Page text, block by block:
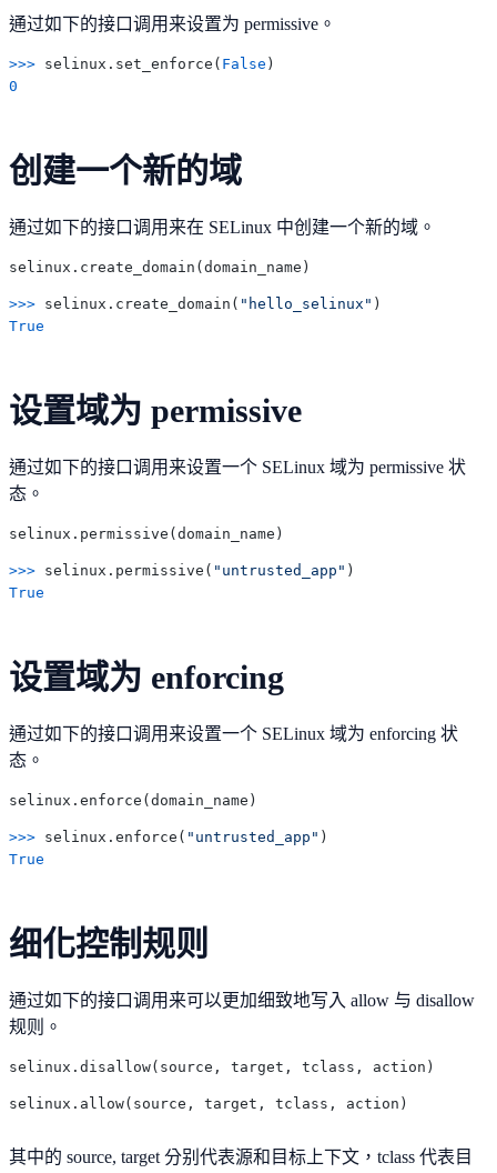
通过如下的接口调用来设置为 permissive。
>>> selinux.set_enforce( False
0
创建一个新的域
通过如下的接口调用来在 SELinux 中创建一个新的域。
>>> selinux.create_domain( "hello_selinux"
True
设置域为 permissive
通过如下的接口调用来设置一个 SELinux 域为 permissive 状
态。
>>> selinux.permissive( "untrusted_app"
True
设置域为 enforcing
通过如下的接口调用来设置一个 SELinux 域为 enforcing 状
态。
>>> selinux.enforce( "untrusted_app"
True
细化控制规则
通过如下的接口调用来可以更加细致地写入 allow 与 disallow
规则。
其中的 source, target 分别代表源和目标上下文，tclass 代表目